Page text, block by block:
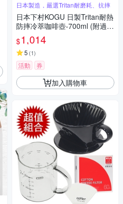
日本製造，嚴選Tritan耐磨耗、抗摔
日本下村KOGU 日製Tritan耐熱
防摔冷萃咖啡壺-700ml (附過濾
器&量匙)
$1,014
5 (1)
活動 券
加入購物車